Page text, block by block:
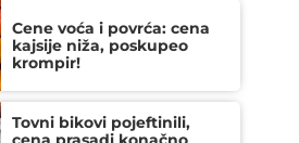
Cene voća i povrća: cena
kajsije niža, poskupeo
krompir!
Tovni bikovi pojeftinili,